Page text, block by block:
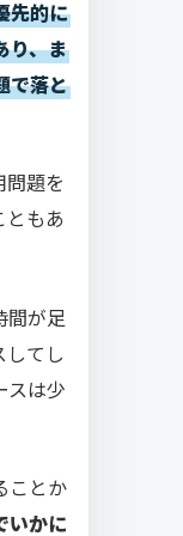
先的に
り、ま
で落と
題を
もあ
間が足
してし
スは少
ことか
いかに